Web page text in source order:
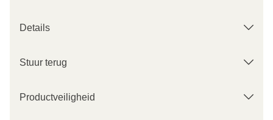
Details
Stuur terug
Productveiligheid